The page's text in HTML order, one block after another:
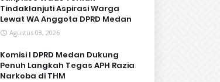
Tindaklanjuti Aspirasi Warga
Lewat WA Anggota DPRD Medan
Agustus 03, 2026
Komisi I DPRD Medan Dukung
Penuh Langkah Tegas APH Razia
Narkoba di THM